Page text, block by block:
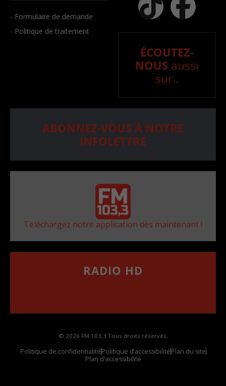
- Formulaire de demande
- Politique de traitement
ÉCOUTEZ-
NOUS aussi
sur..
ABONNEZ-VOUS À NOTRE
INFOLETTRE
Téléchargez notre application dès maintenant !
RADIO HD
© 2026 FM 103,3 Tous droits réservés.
Politique de confidentialitéPolitique d’accessibilitéPlan du site
Plan d'accessibilite